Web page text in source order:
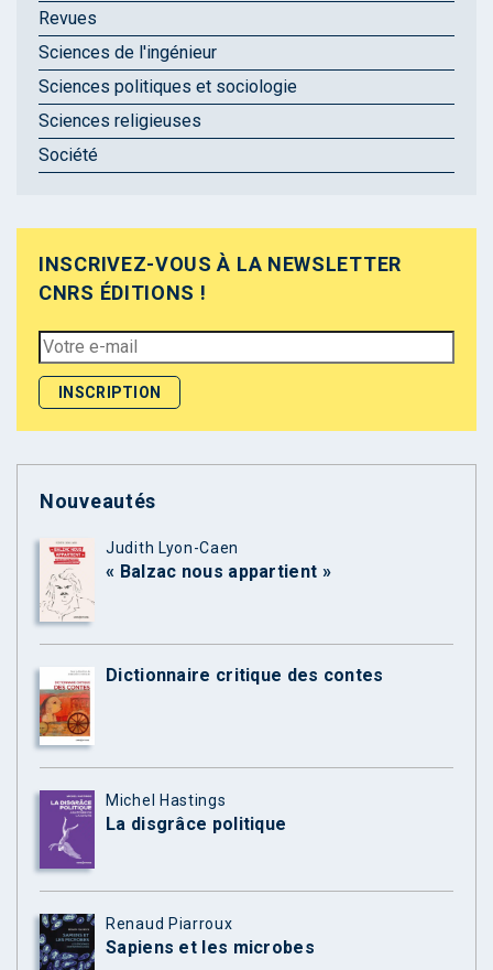
Revues
Sciences de l'ingénieur
Sciences politiques et sociologie
Sciences religieuses
Société
INSCRIVEZ-VOUS À LA NEWSLETTER
CNRS ÉDITIONS !
Nouveautés
Judith Lyon-Caen
« Balzac nous appartient »
Dictionnaire critique des contes
Michel Hastings
La disgrâce politique
Renaud Piarroux
Sapiens et les microbes